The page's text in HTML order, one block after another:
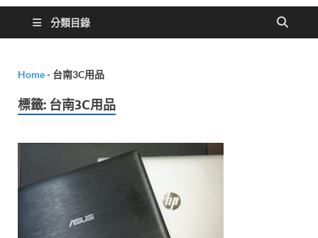
分類目錄
Home- 台南3C用品
標籤: 台南3C用品